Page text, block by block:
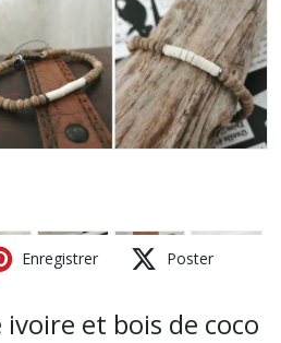
Enregistrer Poster
et bois de coco